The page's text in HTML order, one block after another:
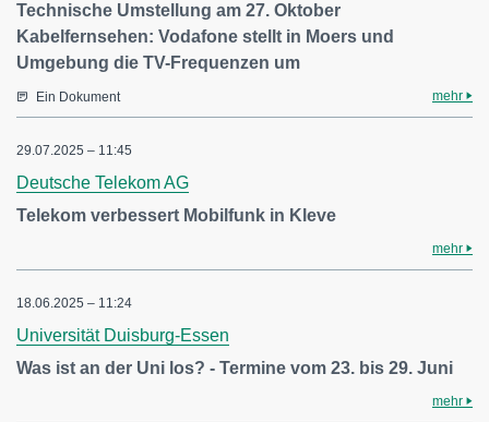
Technische Umstellung am 27. Oktober
Kabelfernsehen: Vodafone stellt in Moers und
Umgebung die TV-Frequenzen um
Ein Dokument mehr
29.07.2025 – 11:45
Deutsche Telekom AG
Telekom verbessert Mobilfunk in Kleve
mehr
18.06.2025 – 11:24
Universität Duisburg-Essen
Was ist an der Uni los? - Termine vom 23. bis 29. Juni
mehr